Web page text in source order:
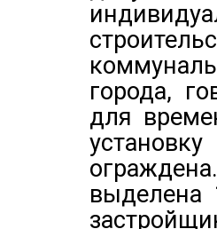
города,
для
выделена